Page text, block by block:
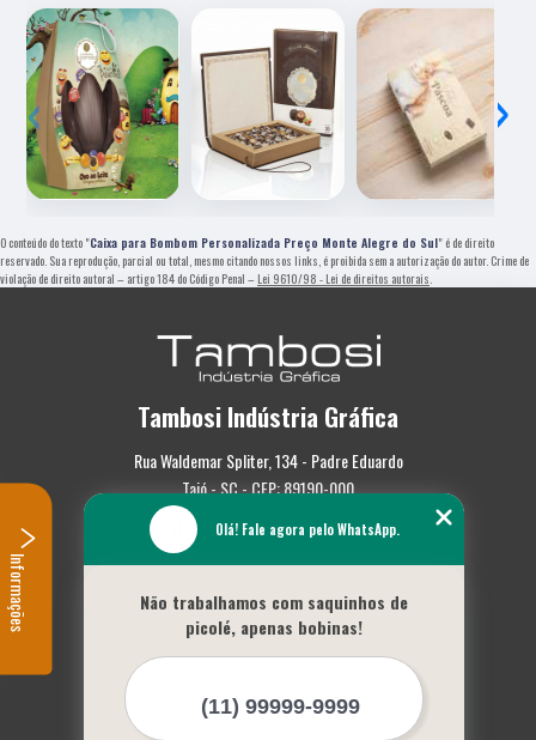
‹ ›
O conteúdo do texto "Caixa para Bombom Personalizada Preço Monte Alegre do Sul" é de direito
reservado. Sua reprodução, parcial ou total, mesmo citando nossos links, é proibida sem a autorização do autor. Crime de
violação de direito autoral – artigo 184 do Código Penal – Lei 9610/98 - Lei de direitos autorais
Tambosi Indústria Gráfica
Rua Waldemar Spliter, 134 - Padre Eduardo
Taió - SC - CEP: 89190-000
(47) 3562-0587
Empresa
Missão
Serviços
Mapa do site
Olá! Fale agora pelo WhatsApp.
Não trabalhamos com saquinhos de
picolé, apenas bobinas!
Informações